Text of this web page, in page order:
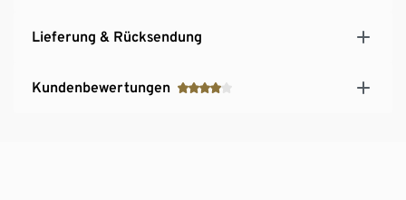
Lieferung & Rücksendung
Kundenbewertungen